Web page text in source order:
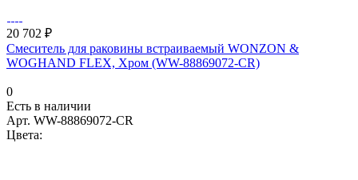
20 702 ₽
Смеситель для раковины встраиваемый WONZON &
WOGHAND FLEX, Хром (WW-88869072-CR)
0
Есть в наличии
Арт. WW-88869072-CR
Цвета: